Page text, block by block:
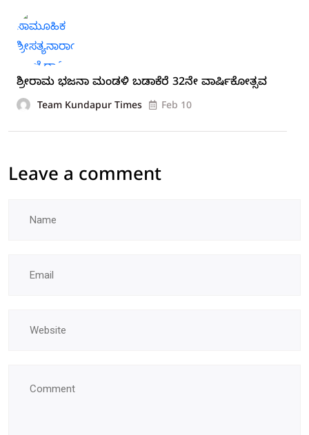
ಶ್ರೀರಾಮ ಭಜನಾ ಮಂಡಳಿ ಬಡಾಕೆರೆ 32ನೇ ವಾರ್ಷಿಕೋತ್ಸವ
Team Kundapur Times Feb 10
Leave a comment